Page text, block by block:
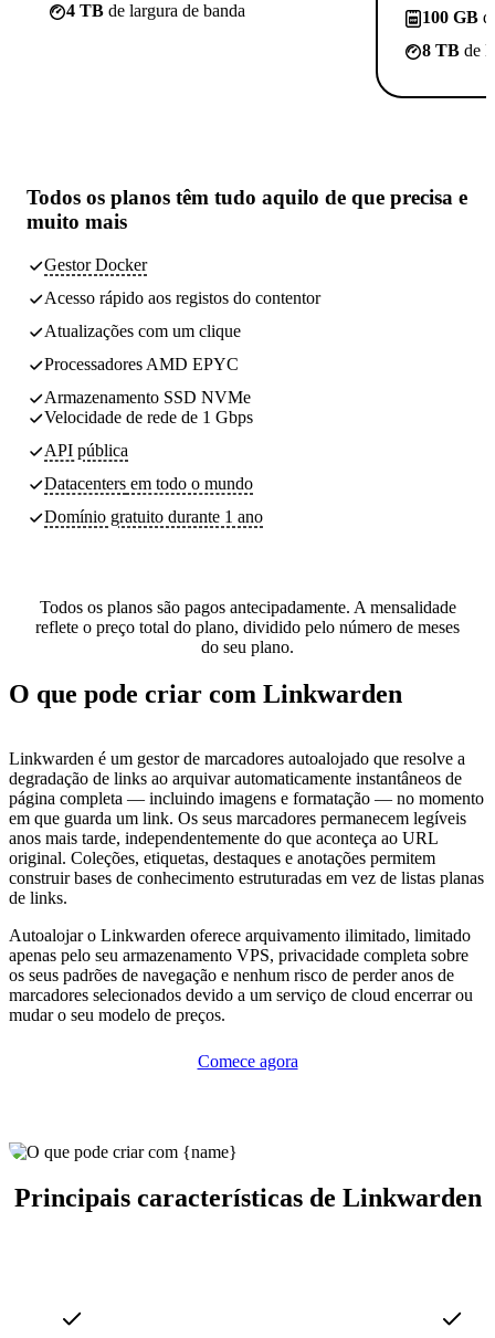
4 TB de largura de banda
100 GB
8 TB de
Todos os planos têm tudo aquilo de que precisa e
muito mais
Gestor Docker
Acesso rápido aos registos do contentor
Atualizações com um clique
Processadores AMD EPYC
Armazenamento SSD NVMe
Velocidade de rede de 1 Gbps
API pública
Datacenters em todo o mundo
Domínio gratuito durante 1 ano
Todos os planos são pagos antecipadamente. A mensalidade
reflete o preço total do plano, dividido pelo número de meses
do seu plano.
O que pode criar com Linkwarden
Linkwarden é um gestor de marcadores autoalojado que resolve a
degradação de links ao arquivar automaticamente instantâneos de
página completa — incluindo imagens e formatação — no momento
em que guarda um link. Os seus marcadores permanecem legíveis
anos mais tarde, independentemente do que aconteça ao URL
original. Coleções, etiquetas, destaques e anotações permitem
construir bases de conhecimento estruturadas em vez de listas planas
de links.
Autoalojar o Linkwarden oferece arquivamento ilimitado, limitado
apenas pelo seu armazenamento VPS, privacidade completa sobre
os seus padrões de navegação e nenhum risco de perder anos de
marcadores selecionados devido a um serviço de cloud encerrar ou
mudar o seu modelo de preços.
Comece agora
Principais características de Linkwarden